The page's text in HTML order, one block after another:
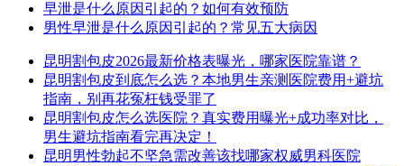
早泄是什么原因引起的？如何有效预防
男性早泄是什么原因引起的？常见五大病因
昆明割包皮2026最新价格表曝光，哪家医院靠谱？
昆明割包皮到底怎么选？本地男生亲测医院费用+避坑
指南，别再花冤枉钱受罪了
昆明割包皮怎么选医院？真实费用曝光+成功率对比，
男生避坑指南看完再决定！
昆明男性勃起不坚急需改善该找哪家权威男科医院